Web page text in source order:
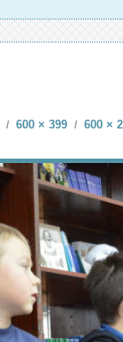
/ 600 × 399 / 600 ×